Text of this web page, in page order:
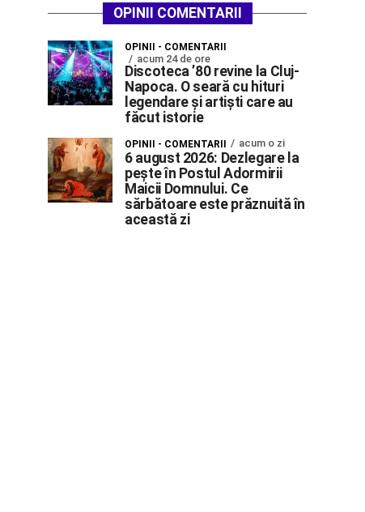
OPINII COMENTARII
OPINII - COMENTARII
acum 24 de ore
Discoteca ’80 revine la Cluj-
Napoca. O seară cu hituri
legendare și artiști care au
făcut istorie
OPINII - COMENTARII acum o zi
6 august 2026: Dezlegare la
pește în Postul Adormirii
Maicii Domnului. Ce
sărbătoare este prăznuită în
această zi